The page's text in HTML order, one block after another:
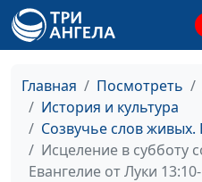
Главная Посмотреть
История и культура
Созвучье слов живых.
Исцеление в субботу
Евангелие от Луки
В начале было слово и
было у Бога. Евангелие
Фарисей и мытарь.Всякий,
возвышающий себя,
будет, а принижающий -
возвышен.Евангелие от